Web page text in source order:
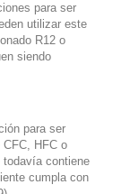
para ser
utilizar este
R12 o
siendo
para ser
HFC o
todavía contiene
cumpla con